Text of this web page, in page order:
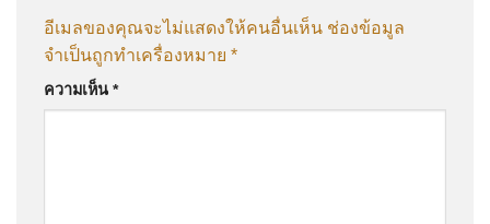
อีเมลของคุณจะไม่แสดงให้คนอื่นเห็น ช่องข้อมูล
จำเป็นถูกทำเครื่องหมาย *
ความเห็น *